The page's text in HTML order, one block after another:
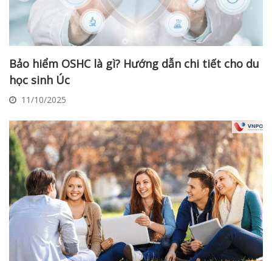
Bảo hiểm OSHC là gì? Hướng dẫn chi tiết cho du
học sinh Úc
11/10/2025